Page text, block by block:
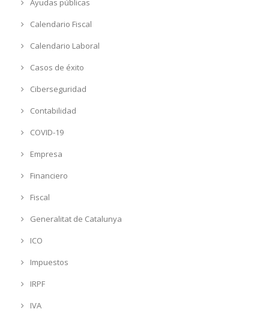
Ayudas públicas
Calendario Fiscal
Calendario Laboral
Casos de éxito
Ciberseguridad
Contabilidad
COVID-19
Empresa
Financiero
Fiscal
Generalitat de Catalunya
ICO
Impuestos
IRPF
IVA